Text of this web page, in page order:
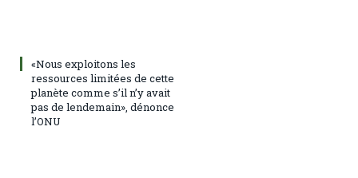
«Nous exploitons les
ressources limitées de cette
planète comme s’il n’y avait
pas de lendemain», dénonce
l’ONU